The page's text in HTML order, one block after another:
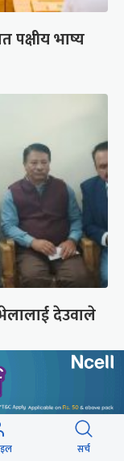
पक्षीय भाष्य
देउवाले
लाचार
सर्च